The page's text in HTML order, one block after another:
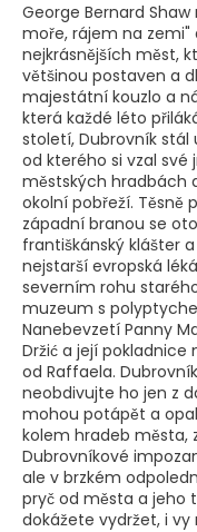
George Bernard
moře, rájem na zemi"
nejkrásnějších měst,
většinou postaven a
majestátní kouzlo a
která každé léto
století, Dubrovník stál
od kterého si vzal své
městských hradbách
okolní pobřeží. Těsně
západní branou se
františkánský klášter
nejstarší evropská
severním rohu
muzeum s
Nanebevzetí Panny
Držić a její
od Raffaela.
neobdivujte ho jen z
mohou potápět a
kolem hradeb města,
Dubrovníkové
ale v brzkém
pryč od města a jeho
dokážete vydržet, i